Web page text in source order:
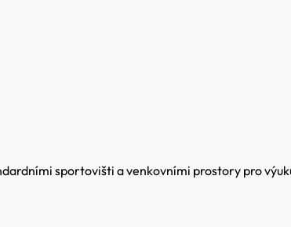
sportovišti a venkovními prostory pro